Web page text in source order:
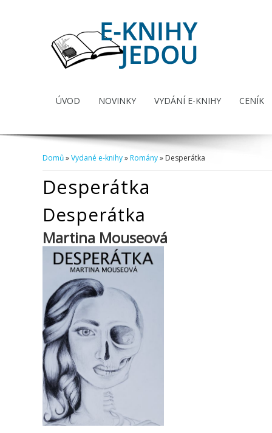
ÚVOD NOVINKY VYDÁNÍ E-KNIHY CENÍK
Domů»Vydané e-knihy»Romány» Desperátka
Desperátka
Desperátka
Martina Mouseová